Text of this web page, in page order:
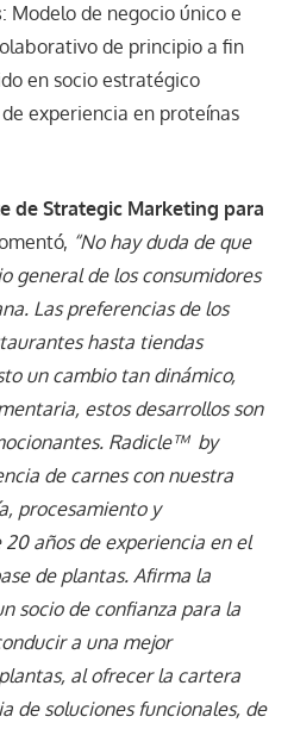
: Modelo de negocio único e
de principio a fin​
en socio estratégico
experiencia en proteínas
de Strategic Marketing para
“No hay duda de que
general de los consumidores
Las preferencias de los
hasta tiendas
un cambio tan dinámico,
estos desarrollos son
Radicle™ by
de carnes con nuestra
procesamiento y
años de experiencia en el
de plantas. Afirma la
socio de confianza para la
a una mejor
al ofrecer la cartera
de soluciones funcionales, de